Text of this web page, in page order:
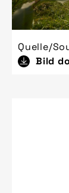
Quelle/
Bild